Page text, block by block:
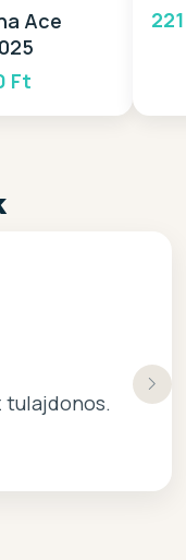
Ace
Ft
tulajdonos.
kis bolt :)
kiszolgálast.